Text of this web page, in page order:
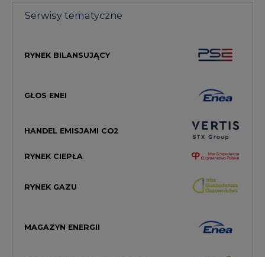
Serwisy tematyczne
RYNEK BILANSUJĄCY
GŁOS ENEI
HANDEL EMISJAMI CO2
RYNEK CIEPŁA
RYNEK GAZU
MAGAZYN ENERGII